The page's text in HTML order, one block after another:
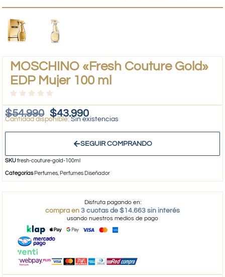
MOSCHINO «Fresh Couture Gold»
EDP Mujer 100 ml
$54.990 $43.990
Sin existencias
SEGUIR COMPRANDO
SKUfresh-couture-gold-100ml
Categorías Perfumes, Perfumes Diseñador
Disfruta pagando en:
compra en 3 cuotas de $14.663 sin interés
usando nuestros medios de pago